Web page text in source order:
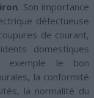
. Son importance
défectueuse
de courant,
domestiques
exemple le bon
la conformité
la normalité du